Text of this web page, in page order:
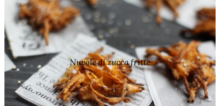
Nuvole di zucca fritte